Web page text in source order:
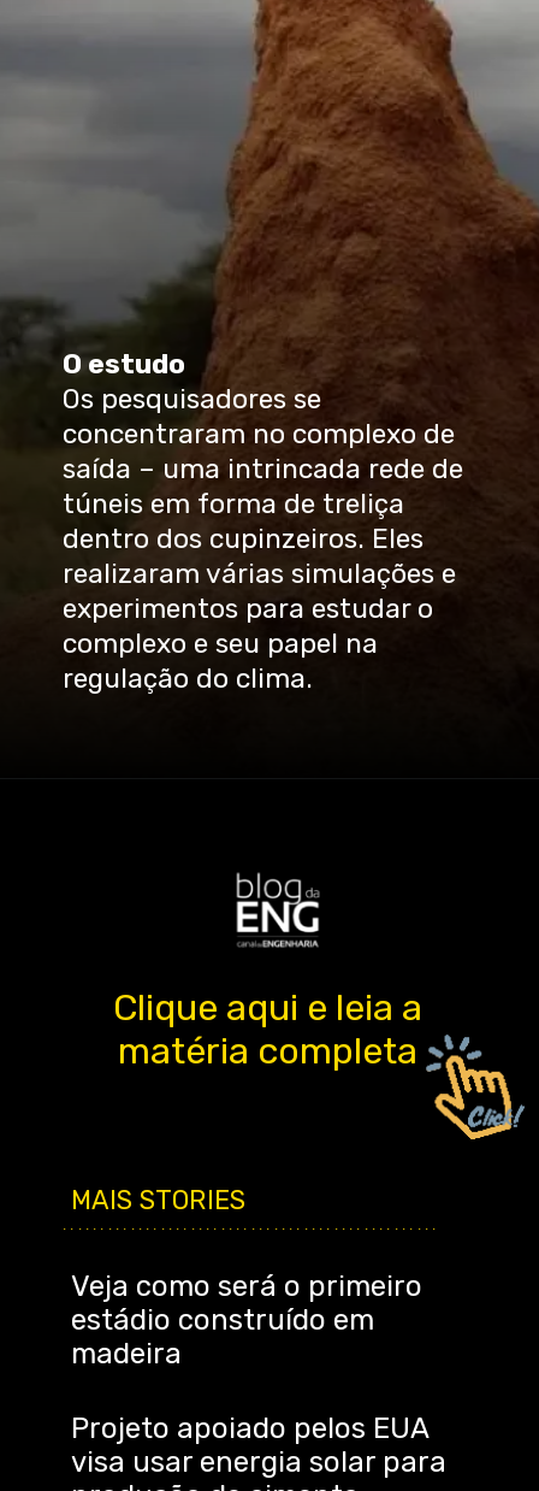
O estudo
Os pesquisadores se
concentraram no complexo de
saída – uma intrincada rede de
túneis em forma de treliça
dentro dos cupinzeiros. Eles
realizaram várias simulações e
experimentos para estudar o
complexo e seu papel na
regulação do clima.
Clique aqui e leia a
matéria completa
MAIS STORIES
..................................................
Projeto apoiado pelos EUA
visa usar energia solar para
Veja como será o primeiro
estádio construído em
madeira